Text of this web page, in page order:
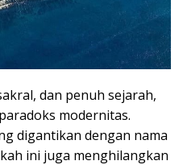
dan penuh sejarah,
modernitas.
digantikan dengan nama
ini juga menghilangkan